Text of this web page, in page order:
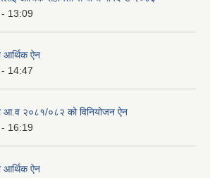
13:09
ऐन
14:47
आ.व २०८१/०८२ को विनियोजन ऐन
16:19
ऐन